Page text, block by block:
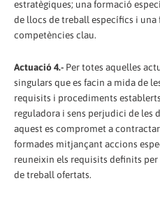
estratègiques; una formació
de llocs de treball específics i una
competències clau.
Actuació 4.- Per totes aquelles
singulars que es facin a mida de
requisits i procediments
reguladora i sens perjudici de les
aquest es compromet a
formades mitjançant accions
reuneixin els requisits definits
de treball ofertats.